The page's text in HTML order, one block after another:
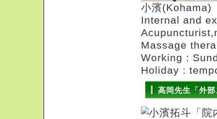
小濱(Kohama)
Internal and
Massage
Working :
Holiday :
高岡先生「外